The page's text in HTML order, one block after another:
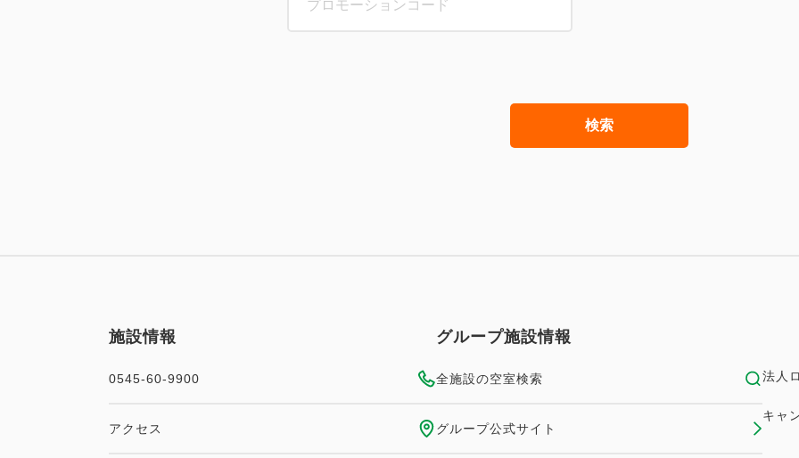
検索
施設情報
0545-60-9900
アクセス
グループ施設情報
全施設の空室検索
グループ公式サイト
法人
キャ